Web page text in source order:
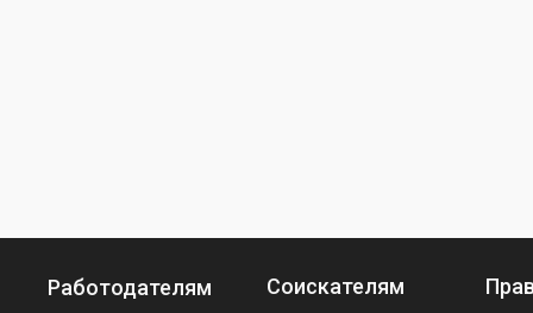
Работодателям Соискателям